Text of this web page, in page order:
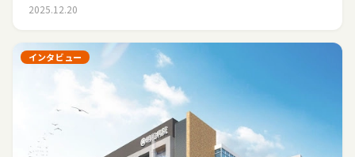
2025.12.20
インタビュー